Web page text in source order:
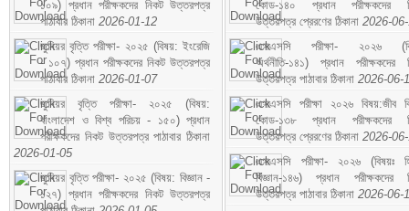
১০৯) প্রধান পরীক্ষকদের নিকট উত্তরপত্র
পাঠাবার ঠিকানা 2026-01-12
জুনিয়র বৃত্তি পরীক্ষা- ২০২৫ (বিষয়: ইংরেজি
- ১০৭) প্রধান পরীক্ষকদের নিকট উত্তরপত্র
পাঠাবার ঠিকানা 2026-01-07
জুনিয়র বৃত্তি পরীক্ষা- ২০২৫ (বিষয়:
বাংলাদেশ ও বিশ্ব পরিচয় - ১৫০) প্রধান
পরীক্ষকদের নিকট উত্তরপত্র পাঠাবার ঠিকানা
2026-01-05
জুনিয়র বৃত্তি পরীক্ষা- ২০২৫ (বিষয়: বিজ্ঞান -
১২৭) প্রধান পরীক্ষকদের নিকট উত্তরপত্র
কোড-১৪০ প্রধান পরীক্ষকদের
উত্তরপত্র প্রেরণের ঠিকানা 2026-
এসএসসি পরীক্ষা- ২০২৬
অর্থনীতি-১৪১) প্রধান পরীক্ষকদের
উত্তরপত্র পাঠাবার ঠিকানা 2026-06-
এসএসসি পরীক্ষা ২০২৬ বিষয়:জীব
কোড-১৩৮ প্রধান পরীক্ষকদের
উত্তরপত্র প্রেরণের ঠিকানা 2026-
এসএসসি পরীক্ষা- ২০২৬ (বিষয়ঃ
বিজ্ঞান-১৪৬) প্রধান পরীক্ষকদের
উত্তরপত্র পাঠাবার ঠিকানা 2026-06-